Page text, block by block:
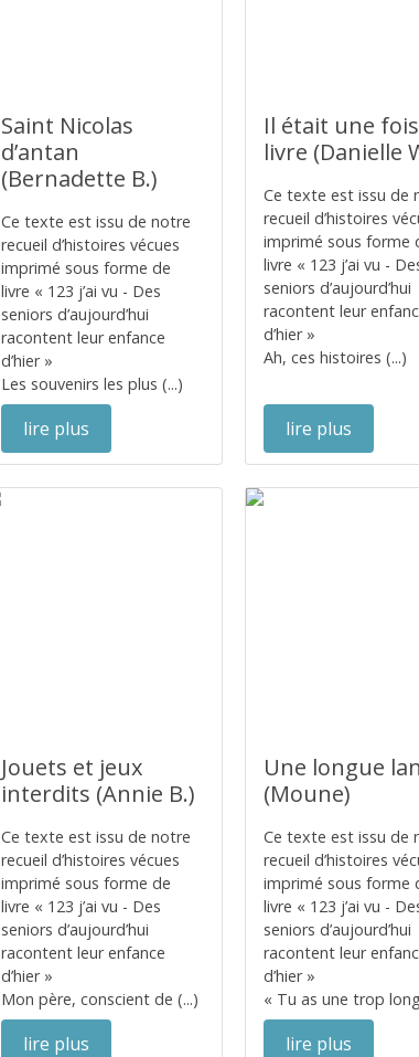
Saint Nicolas
d’antan
(Bernadette B.)
Ce texte est issu de notre
recueil d’histoires vécues
imprimé sous forme de
livre « 123 j’ai vu - Des
seniors d’aujourd’hui
racontent leur enfance
d’hier »
Les souvenirs les plus (...)
lire plus
Il était une
livre (Danielle
Ce texte est issu de
recueil d’histoires
imprimé sous forme
livre « 123 j’ai vu -
seniors d’aujourd’hui
racontent leur
d’hier »
Ah, ces histoires (...)
lire plus
Jouets et jeux
interdits (Annie B.)
Ce texte est issu de notre
recueil d’histoires vécues
imprimé sous forme de
livre « 123 j’ai vu - Des
seniors d’aujourd’hui
racontent leur enfance
d’hier »
Mon père, conscient de (...)
lire plus
Une longue
(Moune)
Ce texte est issu de
recueil d’histoires
imprimé sous forme
livre « 123 j’ai vu -
seniors d’aujourd’hui
racontent leur
d’hier »
« Tu as une trop
lire plus